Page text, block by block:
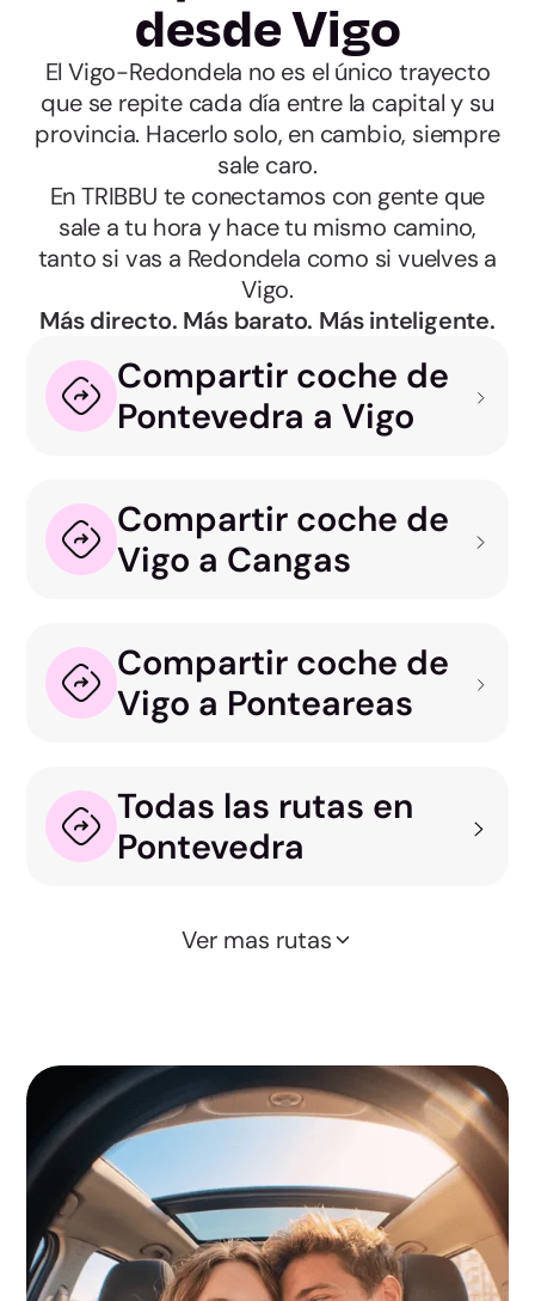
desde Vigo
El Vigo-Redondela no es el único trayecto
que se repite cada día entre la capital y su
provincia. Hacerlo solo, en cambio, siempre
sale caro.
En TRIBBU te conectamos con gente que
sale a tu hora y hace tu mismo camino,
tanto si vas a Redondela como si vuelves a
Vigo.
Más directo. Más barato. Más inteligente.
Compartir coche de
Pontevedra a Vigo
Compartir coche de
Vigo a Cangas
Compartir coche de
Vigo a Ponteareas
Todas las rutas en
Pontevedra
Ver mas rutas